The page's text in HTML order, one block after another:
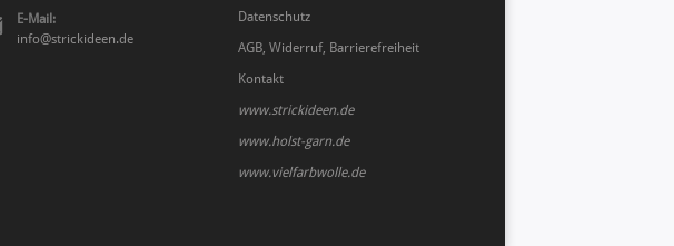
E-Mail:
info@strickideen.de
Datenschutz
AGB, Widerruf, Barrierefreiheit
Kontakt
www.strickideen.de
www.holst-garn.de
www.vielfarbwolle.de